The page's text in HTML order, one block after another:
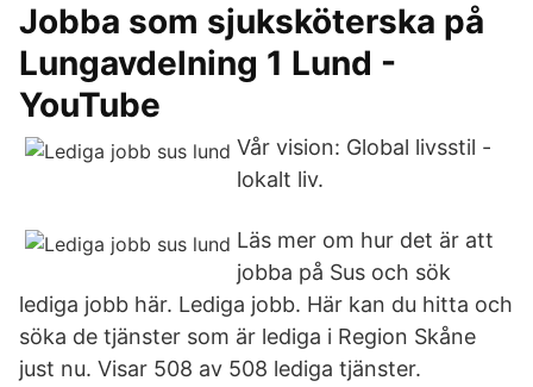
Jobba som sjuksköterska på
Lungavdelning 1 Lund -
YouTube
Vår vision: Global livsstil -
lokalt liv.
Läs mer om hur det är att
jobba på Sus och sök
lediga jobb här. Lediga jobb. Här kan du hitta och
söka de tjänster som är lediga i Region Skåne
just nu. Visar 508 av 508 lediga tjänster.